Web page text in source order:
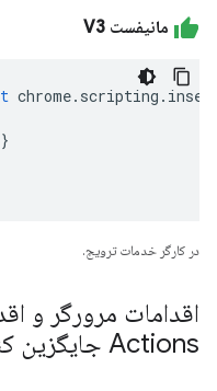
مانیفست V3
chrome. scripting .
}
در کارگر خدمات ترویج.
اقدامات مرورگر و
Actions جایگزین کنید